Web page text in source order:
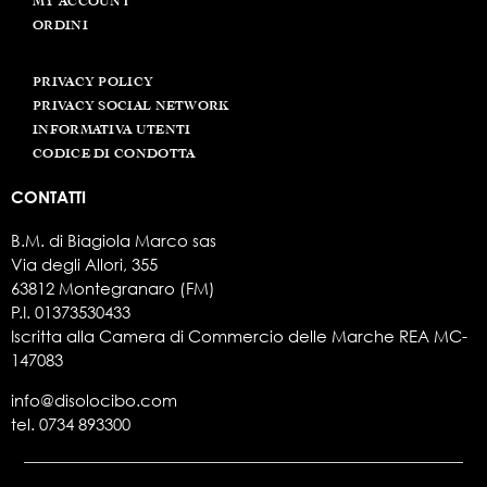
ORDINI
PRIVACY POLICY
PRIVACY SOCIAL NETWORK
INFORMATIVA UTENTI
CODICE DI CONDOTTA
CONTATTI
B.M. di Biagiola Marco sas
Via degli Allori, 355
63812 Montegranaro (FM)
P.I. 01373530433
Iscritta alla Camera di Commercio delle Marche REA MC-
147083
info@disolocibo.com
tel. 0734 893300